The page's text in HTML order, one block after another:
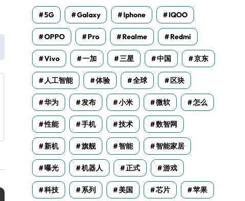
5G Galaxy Iphone IQOO
OPPO Pro Realme Redmi
Vivo 一加 三星 中国 京东
人工智能 体验 全球 区块
华为 发布 小米 微软 怎么
性能 手机 技术 数智网
新机 旗舰 智能 智能家居
曝光 机器人 正式 游戏
科技 系列 美国 芯片 苹果